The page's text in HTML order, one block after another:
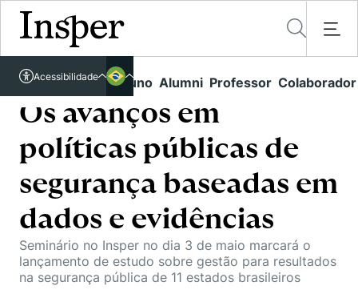
Links rápidos Aluno Alumni Professor Colaborador
Acessibilidade
Acessível em libras
Graduação
Pós-Graduação
Educação Executiva
Busca por Áreas de Conhecimento
Campus
Internacional
Student Life
Comunidade Transforme
Missão
Projetos Sociais
Lista de doadores
Pesquisa
Pesquisa no Insper
Centros de Conhecimento
Conteúdos
Unidades Acadêmicas
Os avanços em
políticas públicas de
segurança baseadas em
dados e evidências
Seminário no Insper no dia 3 de maio marcará o
lançamento de estudo sobre gestão para resultados
na segurança pública de 11 estados brasileiros